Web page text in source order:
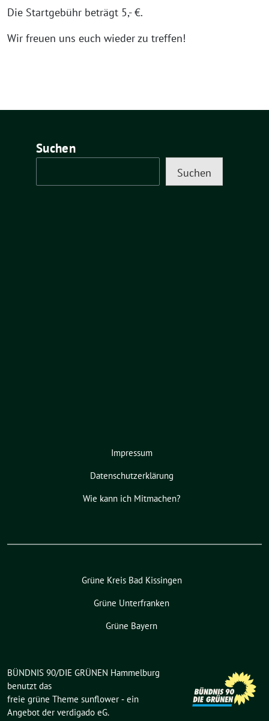
Die Startgebühr beträgt 5,- €.
Wir freuen uns euch wieder zu treffen!
Suchen
Suchen
Impressum
Datenschutzerklärung
Wie kann ich Mitmachen?
Grüne Kreis Bad Kissingen
Grüne Unterfranken
Grüne Bayern
BÜNDNIS 90/DIE GRÜNEN Hammelburg
benutzt das
freie grüne Theme sunflower ‐ ein
Angebot der verdigado eG.